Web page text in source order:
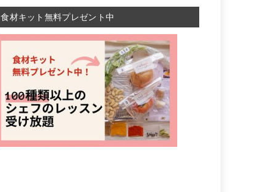
食材キット無料プレゼント中